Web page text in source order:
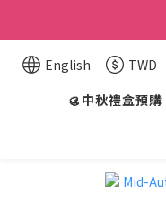
English TWD
🥮中秋禮盒預購